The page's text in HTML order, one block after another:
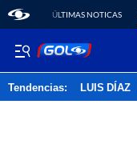
ÚLTIMAS NOTICAS
Tendencias: LUIS DÍAZ